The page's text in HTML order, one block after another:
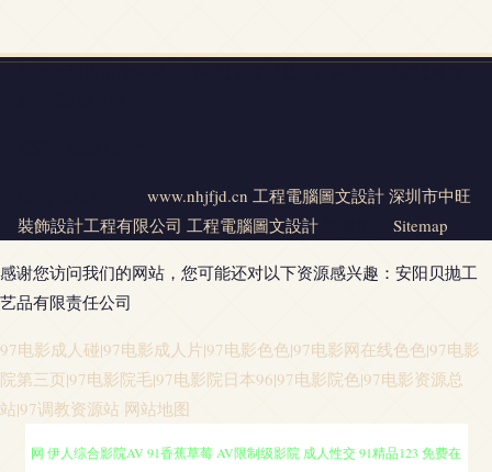
www.nhjfjd.cn 工程電腦圖文設計 深圳市中旺
裝飾設計工程有限公司 工程電腦圖文設計 Sitemap
感谢您访问我们的网站，您可能还对以下资源感兴趣：安阳贝抛工
艺品有限责任公司
97电影成人碰|97电影成人片|97电影色色|97电影网在线色色|97电影
院第三页|97电影院毛|97电影院日本96|97电影院色|97电影资源总
站|97调教资源站 网站地图